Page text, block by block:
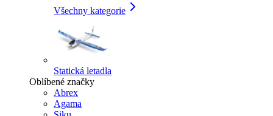
Všechny kategorie
Statická letadla
Oblíbené značky
Abrex
Agama